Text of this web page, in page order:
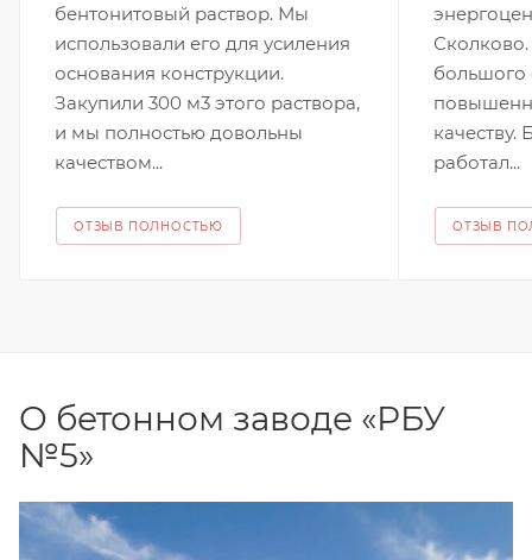
бентонитовый раствор. Мы
использовали его для усиления
основания конструкции.
Закупили 300 м3 этого раствора,
и мы полностью довольны
качеством...
ОТЗЫВ ПОЛНОСТЬЮ
большого
качеству.
работал...
ОТЗЫВ
О бетонном заводе «РБУ
№5»